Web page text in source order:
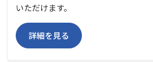
いただけます。
詳細を見る